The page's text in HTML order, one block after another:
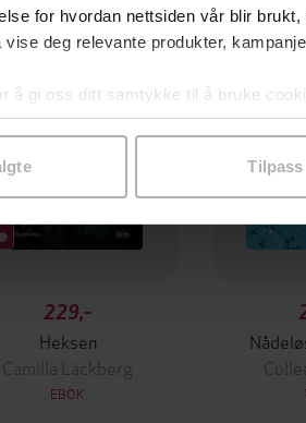
for hvordan nettsiden vår blir
deg relevante produkter,
å gi oss ditt samtykke til å bruke
ved å klikke på «Tilpass». Du
Tilpass
229,-
Heksen
Camilla Läckberg
EBOK